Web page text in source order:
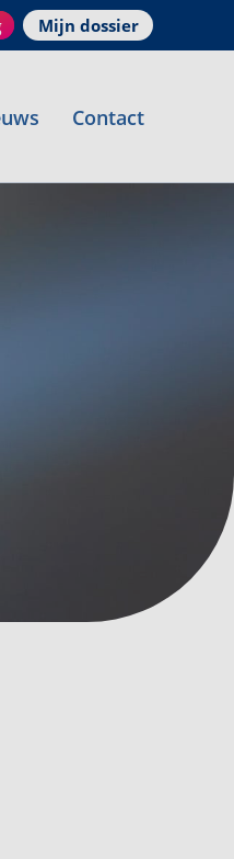
Mijn dossier
Contact